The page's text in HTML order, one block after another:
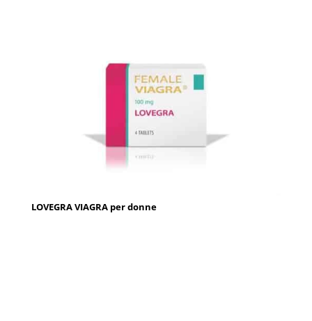
LOVEGRA VIAGRA per donne